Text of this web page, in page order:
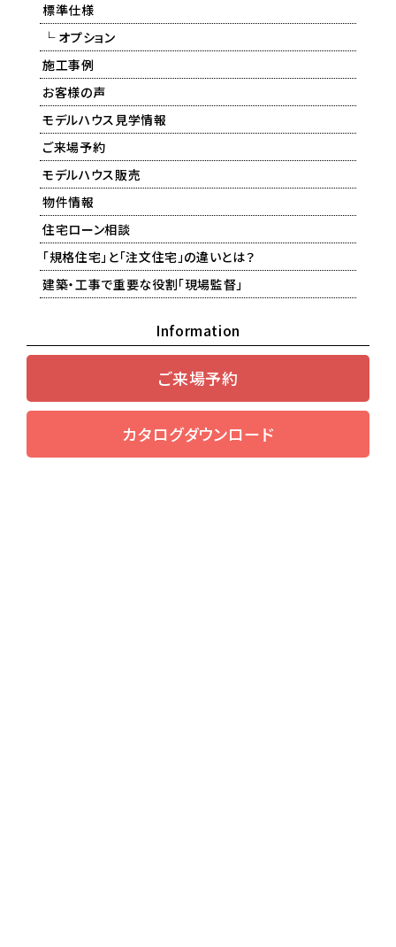
標準仕様
└ オプション
施工事例
お客様の声
モデルハウス見学情報
ご来場予約
モデルハウス販売
物件情報
住宅ローン相談
「規格住宅」と「注文住宅」の違いとは？
建築・工事で重要な役割「現場監督」
Information
ご来場予約
カタログダウンロード